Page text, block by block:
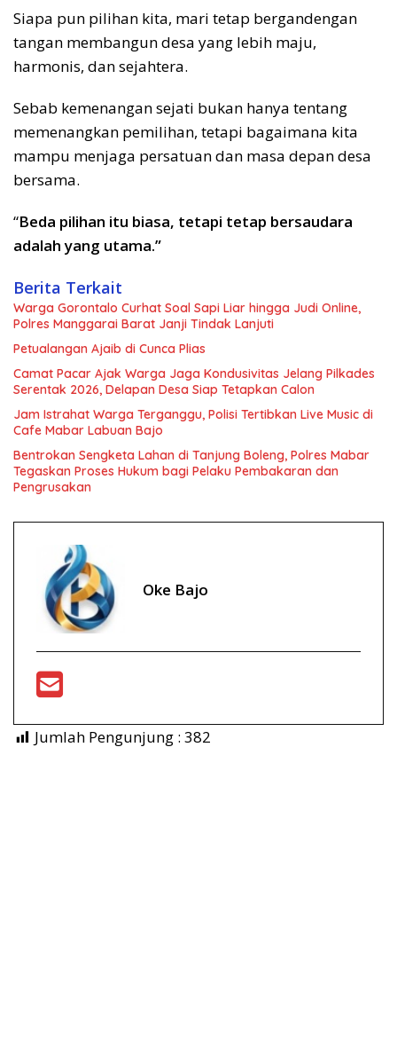
Siapa pun pilihan kita, mari tetap bergandengan
tangan membangun desa yang lebih maju,
harmonis, dan sejahtera.
Sebab kemenangan sejati bukan hanya tentang
memenangkan pemilihan, tetapi bagaimana kita
mampu menjaga persatuan dan masa depan desa
bersama.
“Beda pilihan itu biasa, tetapi tetap bersaudara
adalah yang utama.”
Berita Terkait
Warga Gorontalo Curhat Soal Sapi Liar hingga Judi Online,
Polres Manggarai Barat Janji Tindak Lanjuti
Petualangan Ajaib di Cunca Plias
Camat Pacar Ajak Warga Jaga Kondusivitas Jelang Pilkades
Serentak 2026, Delapan Desa Siap Tetapkan Calon
Jam Istrahat Warga Terganggu, Polisi Tertibkan Live Music di
Cafe Mabar Labuan Bajo
Bentrokan Sengketa Lahan di Tanjung Boleng, Polres Mabar
Tegaskan Proses Hukum bagi Pelaku Pembakaran dan
Pengrusakan
Oke Bajo
Jumlah Pengunjung : 382